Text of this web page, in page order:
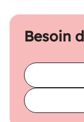
Besoin